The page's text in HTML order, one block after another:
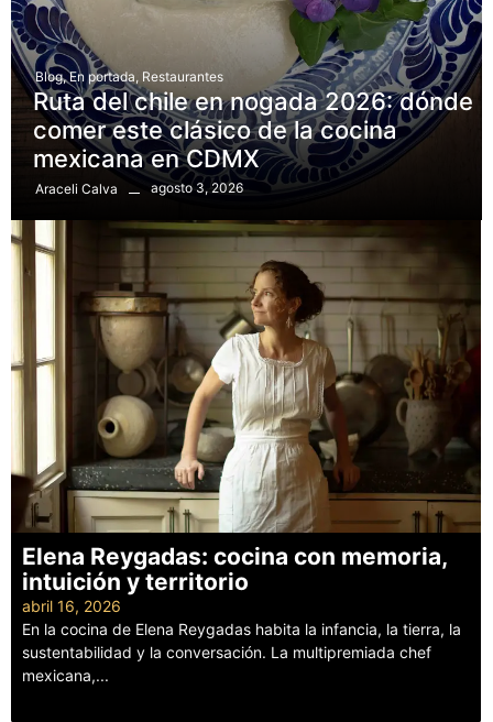
Blog, En portada Restaurantes
Ruta del chile en nogada 2026: dónde
comer este clásico de la cocina
mexicana en CDMX
Araceli Calva agosto 3, 2026
Elena Reygadas: cocina con memoria,
intuición y territorio
abril 16, 2026
En la cocina de Elena Reygadas habita la infancia, la tierra, la
sustentabilidad y la conversación. La multipremiada chef
mexicana,...